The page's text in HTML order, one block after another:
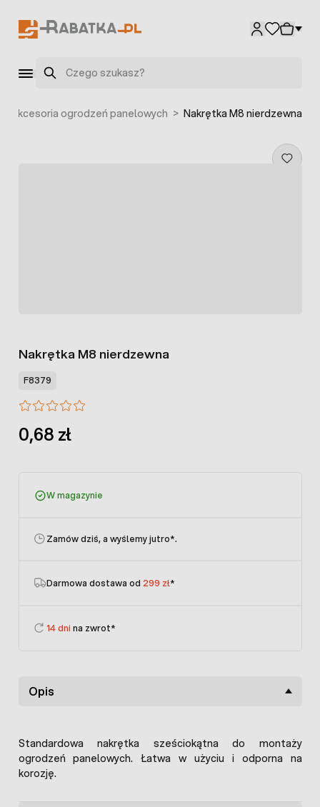
Szukaj
Akcesoria ogrodzeń panelowych > Nakrętka M8 nierdzewna
Nakrętka M8 nierdzewna
F8379
0,68 zł
W magazynie
Zamów dziś, a wyślemy jutro*.
Darmowa dostawa od 299 zł*
14 dni na zwrot*
Opis
Standardowa nakrętka sześciokątna do montaży
ogrodzeń panelowych. Łatwa w użyciu i odporna na
korozję.